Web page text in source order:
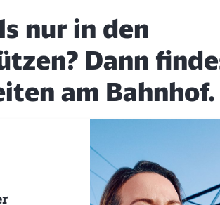
nur in den
Dann
am Bahnhof.